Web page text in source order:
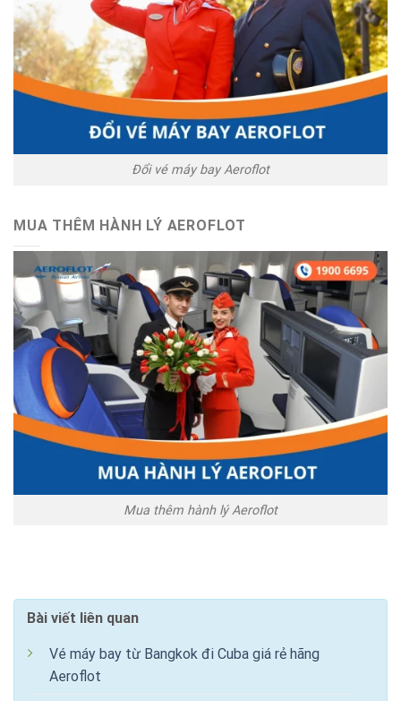
Đổi vé máy bay Aeroflot
MUA THÊM HÀNH LÝ AEROFLOT
Mua thêm hành lý Aeroflot
Bài viết liên quan
Vé máy bay từ Bangkok đi Cuba giá rẻ hãng
Aeroflot